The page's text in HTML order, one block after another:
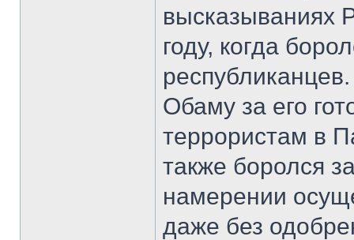
высказываниях
году, когда
Обаму за его
террористам в
также боролся
намерении
даже без